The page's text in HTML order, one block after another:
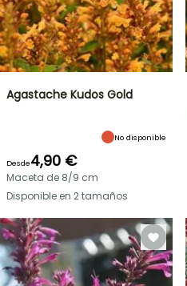
Agastache Kudos Gold
No disponible
Desde4,90 €
Maceta de 8/9 cm
Disponible en 2 tamaños